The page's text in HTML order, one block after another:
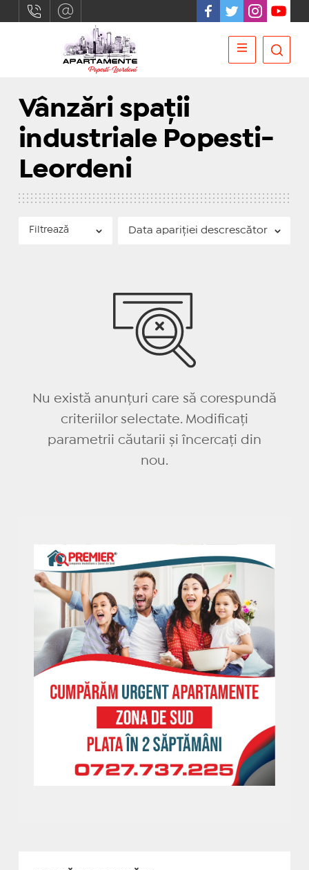
Vânzări spații
industriale Popesti-
Leordeni
Filtrează
Nu există anunțuri care să corespundă
criteriilor selectate. Modificați
parametrii căutarii și încercați din
nou.